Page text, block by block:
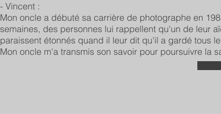
- Vincent :
Mon oncle a débuté sa carrière de photographe en
semaines, des personnes lui rappellent qu'un de leur
paraissent étonnés quand il leur dit qu'il a gardé tous
Mon oncle m'a transmis son savoir pour poursuivre la